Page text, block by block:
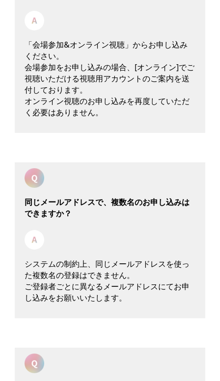
「会場参加&オンライン視聴」からお申し込み
ください。
会場参加をお申し込みの場合、[オンライン]でご
視聴いただける視聴用アカウントのご案内を送
付しております。
オンライン視聴のお申し込みを再度していただ
く必要はありません。
同じメールアドレスで、複数名のお申し込みは
できますか？
システムの制約上、同じメールアドレスを使っ
た複数名の登録はできません。
ご登録者ごとに異なるメールアドレスにてお申
し込みをお願いいたします。